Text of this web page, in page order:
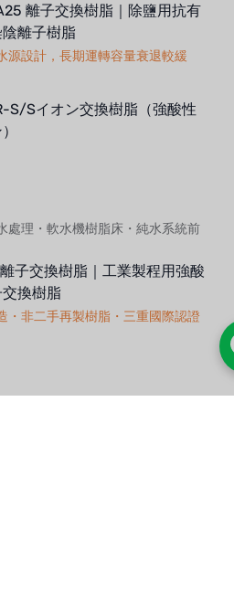
離子交換樹脂｜除鹽用抗有
離子樹脂
源設計，長期運轉容量衰退較緩
S/Sイオン交換樹脂（強酸性
處理・軟水機樹脂床・純水系統前
子交換樹脂｜工業製程用強酸
換樹脂
・非二手再製樹脂・三重國際認證